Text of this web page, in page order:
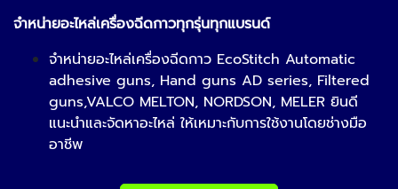
จำหน่ายอะไหล่เครื่องฉีดกาวทุกรุ่นทุกแบรนด์
จำหน่ายอะไหล่เครื่องฉีดกาว EcoStitch Automatic
adhesive guns, Hand guns AD series, Filtered
guns,VALCO MELTON, NORDSON, MELER ยินดี
แนะนำและจัดหาอะไหล่ ให้เหมาะกับการใช้งานโดยช่างมือ
อาชีพ